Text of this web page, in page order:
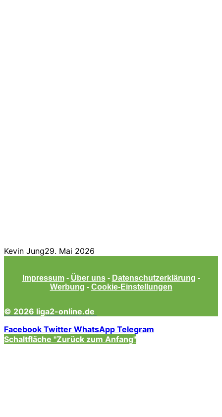
Kevin Jung29. Mai 2026
Impressum - Über uns - Datenschutzerklärung -
Werbung - Cookie-Einstellungen
© 2026 liga2-online.de
Facebook Twitter WhatsApp Telegram
Schaltfläche "Zurück zum Anfang"